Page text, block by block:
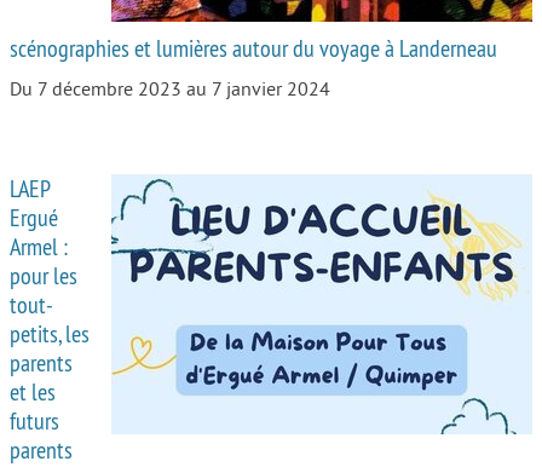
scénographies et lumières autour du voyage à Landerneau
Du 7 décembre 2023 au 7 janvier 2024
LAEP
Ergué
Armel :
pour les
tout-
petits, les
parents
et les
futurs
parents